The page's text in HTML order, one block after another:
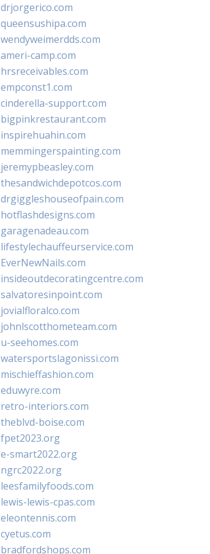
drjorgerico.com
queensushipa.com
wendyweimerdds.com
ameri-camp.com
hrsreceivables.com
empconst1.com
cinderella-support.com
bigpinkrestaurant.com
inspirehuahin.com
memmingerspainting.com
jeremypbeasley.com
thesandwichdepotcos.com
drgiggleshouseofpain.com
hotflashdesigns.com
garagenadeau.com
lifestylechauffeurservice.com
EverNewNails.com
insideoutdecoratingcentre.com
salvatoresinpoint.com
jovialfloralco.com
johnlscotthometeam.com
u-seehomes.com
watersportslagonissi.com
mischieffashion.com
eduwyre.com
retro-interiors.com
theblvd-boise.com
fpet2023.org
e-smart2022.org
ngrc2022.org
leesfamilyfoods.com
lewis-lewis-cpas.com
eleontennis.com
cyetus.com
bradfordshops.com